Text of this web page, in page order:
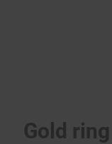
Gold